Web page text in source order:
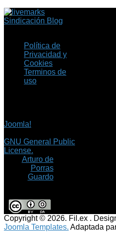
Sindicación Blog
Política de
Privacidad y
Cookies
Terminos de
uso
Joomla!
GNU General Public
License.
Arturo de
Porras
Guardo
Copyright © 2026. Fil.ex .
Joomla Templates. Adaptada